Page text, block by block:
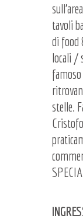
tavoli
di food
locali /
stelle.